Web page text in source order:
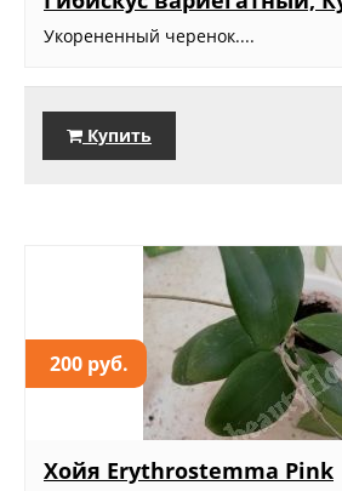
Укорененный черенок....
Купить
200 руб.
Хойя Erythrostemma Pink